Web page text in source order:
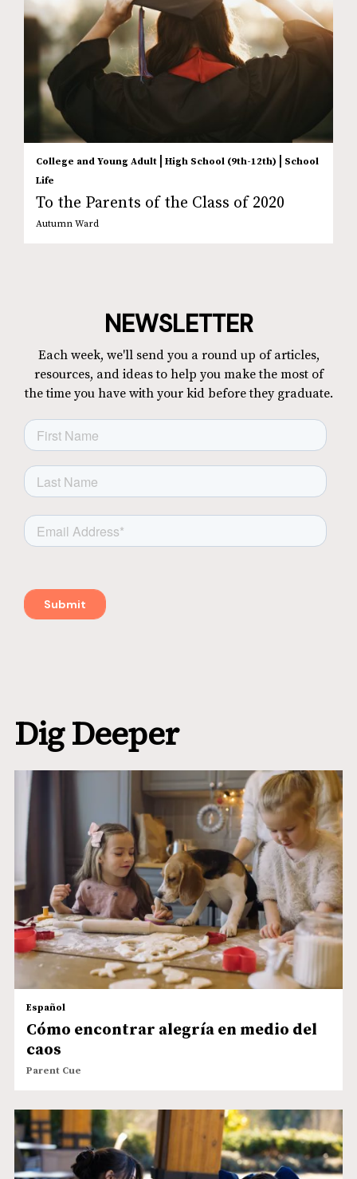
College and Young Adult | High School (9th-12th) | School
Life
To the Parents of the Class of 2020
Autumn Ward
NEWSLETTER
Each week, we'll send you a round up of articles,
resources, and ideas to help you make the most of
the time you have with your kid before they graduate.
Dig Deeper
Español
Cómo encontrar alegría en medio del
caos
Parent Cue